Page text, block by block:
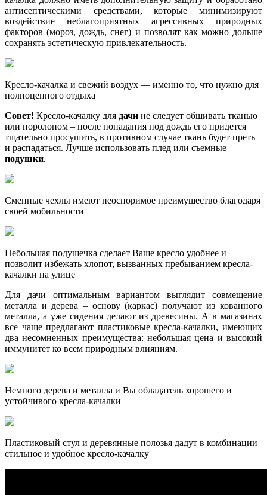
антисептическими средствами, которые минимизируют
воздействие неблагоприятных агрессивных природных
факторов (мороз, дождь, снег) и позволят как можно дольше
сохранять эстетическую привлекательность.
Кресло-качалка и свежий воздух — именно то, что нужно для
полноценного отдыха
Совет! Кресло-качалку для дачи не следует обшивать тканью
или поролоном – после попадания под дождь его придется
тщательно просушить, в противном случае ткань будет преть
и распадаться. Лучше использовать плед или съемные
подушки.
Сменные чехлы имеют неоспоримое преимущество благодаря
своей мобильности
Небольшая подушечка сделает Ваше кресло удобнее и
позволит избежать хлопот, вызванных пребыванием кресла-
качалки на улице
Для дачи оптимальным вариантом выглядит совмещение
металла и дерева – основу (каркас) получают из кованного
металла, а уже сидения делают из древесины. А в магазинах
все чаще предлагают пластиковые кресла-качалки, имеющих
два несомненных преимущества: небольшая цена и высокий
иммунитет ко всем природным влияниям.
Немного дерева и металла и Вы обладатель хорошего и
устойчивого кресла-качалки
Пластиковый стул и деревянные полозья дадут в комбинации
стильное и удобное кресло-качалку